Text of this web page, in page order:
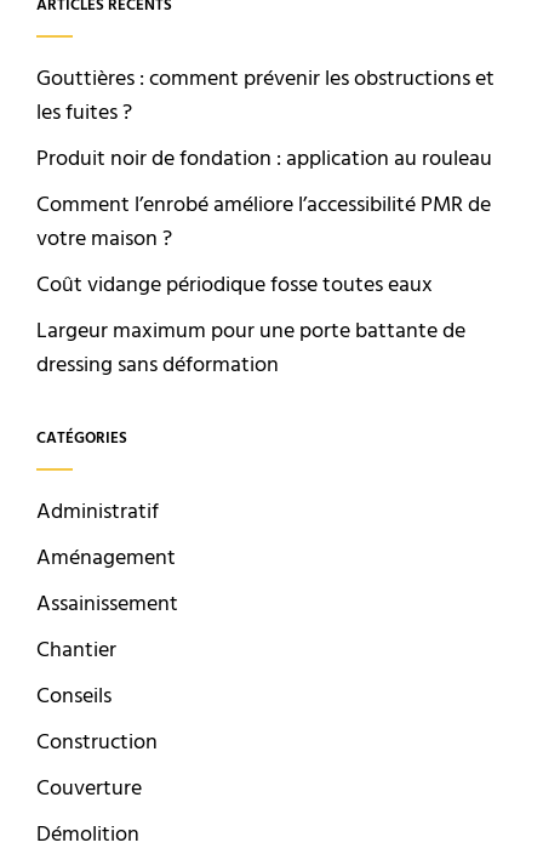
ARTICLES RÉCENTS
Gouttières : comment prévenir les obstructions et
les fuites ?
Produit noir de fondation : application au rouleau
Comment l’enrobé améliore l’accessibilité PMR de
votre maison ?
Coût vidange périodique fosse toutes eaux
Largeur maximum pour une porte battante de
dressing sans déformation
CATÉGORIES
Administratif
Aménagement
Assainissement
Chantier
Conseils
Construction
Couverture
Démolition